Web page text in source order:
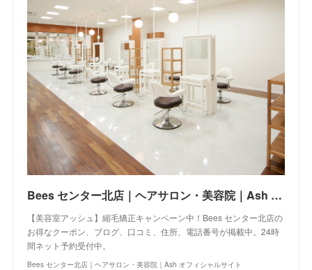
Bees センター北店｜ヘアサロン・美容院｜Ash オフィシャルサイト
【美容室アッシュ】縮毛矯正キャンペーン中！Bees センター北店の
お得なクーポン、ブログ、口コミ、住所、電話番号が掲載中。24時
間ネット予約受付中。
Bees センター北店｜ヘアサロン・美容院｜Ash オフィシャルサイト